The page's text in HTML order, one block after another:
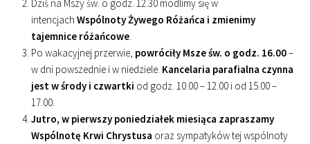
Dziś na Mszy św. o godz. 12.30 modlimy się w
intencjach Wspólnoty Żywego Różańca i zmienimy
tajemnice różańcowe.
Po wakacyjnej przerwie, powróciły Msze św. o godz. 16.00–
w dni powszednie i w niedziele. Kancelaria parafialna czynna
jest w środy i czwartki od godz. 10.00 – 12.00 i od 15.00 –
17.00.
Jutro, w pierwszy poniedziałek miesiąca zapraszamy
Wspólnotę Krwi Chrystusa oraz sympatyków tej wspólnoty